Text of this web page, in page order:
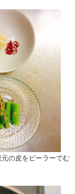
の皮をピーラーでむ